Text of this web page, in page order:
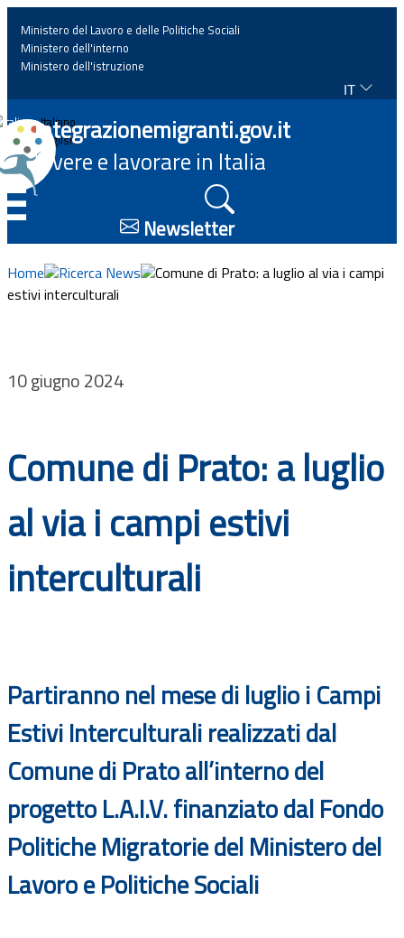
Home
News
Approfondimenti
Eventi
Progetti
Bandi
Guide
Ministero del Lavoro e delle Politiche Sociali
Ministero dell'interno
Ministero dell'istruzione
IT
Italiano
English
Integrazionemigranti.gov.it
Vivere e lavorare in Italia
Newsletter
Home Ricerca News
Comune di Prato: a luglio al via i campi
estivi interculturali
10 giugno 2024
Comune di Prato: a luglio
al via i campi estivi
interculturali
Partiranno nel mese di luglio i Campi
Estivi Interculturali realizzati dal
Comune di Prato all’interno del
progetto L.A.I.V. finanziato dal Fondo
Politiche Migratorie del Ministero del
Lavoro e Politiche Sociali